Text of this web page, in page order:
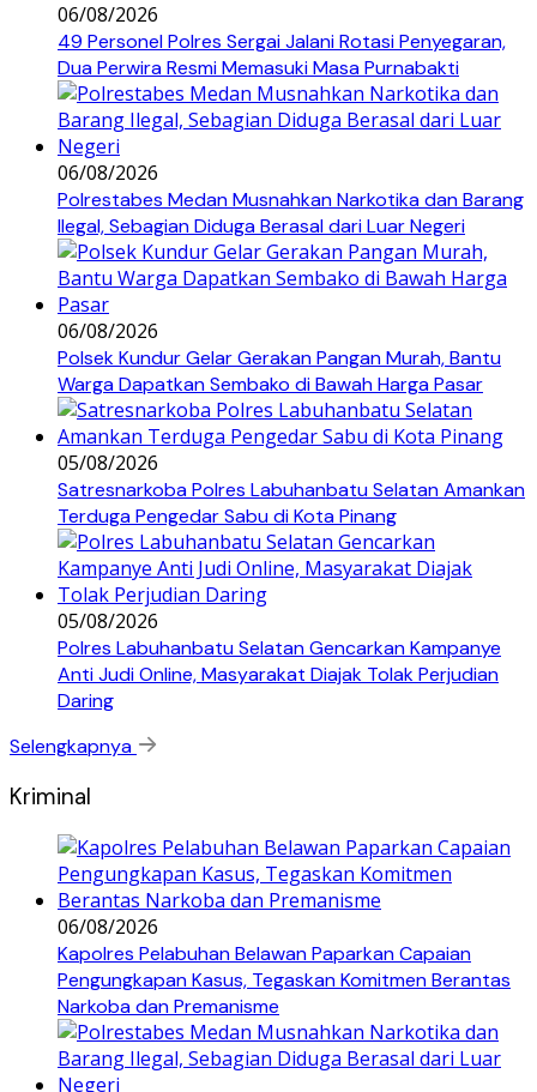
06/08/2026
49 Personel Polres Sergai Jalani Rotasi Penyegaran,
Dua Perwira Resmi Memasuki Masa Purnabakti
06/08/2026
Polrestabes Medan Musnahkan Narkotika dan Barang
Ilegal, Sebagian Diduga Berasal dari Luar Negeri
06/08/2026
Polsek Kundur Gelar Gerakan Pangan Murah, Bantu
Warga Dapatkan Sembako di Bawah Harga Pasar
05/08/2026
Satresnarkoba Polres Labuhanbatu Selatan Amankan
Terduga Pengedar Sabu di Kota Pinang
05/08/2026
Polres Labuhanbatu Selatan Gencarkan Kampanye
Anti Judi Online, Masyarakat Diajak Tolak Perjudian
Daring
Selengkapnya
Kriminal
06/08/2026
Kapolres Pelabuhan Belawan Paparkan Capaian
Pengungkapan Kasus, Tegaskan Komitmen Berantas
Narkoba dan Premanisme